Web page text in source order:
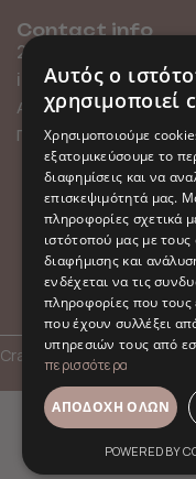
Contact info
211 0101119
info@millefleurs.gr
Αγίου Αλεξάνδρου 69,
Παλαιό Φάληρο
© 2026
Όροι
Crafted with
by
Αυτός ο
χρησιμοποιεί
Χρησιμοποιούμε
εξατομικεύσουμε το
διαφημίσεις και να
επισκεψιμότητά μας.
πληροφορίες σχετικά
ιστότοπού μας με τους
διαφήμισης και
ενδέχεται να τις
πληροφορίες που τους
που έχουν συλλέξει
υπηρεσιών τους από
περισσότερα
ΑΠΟΔΟΧΉ ΌΛΩΝ
POWERED BY